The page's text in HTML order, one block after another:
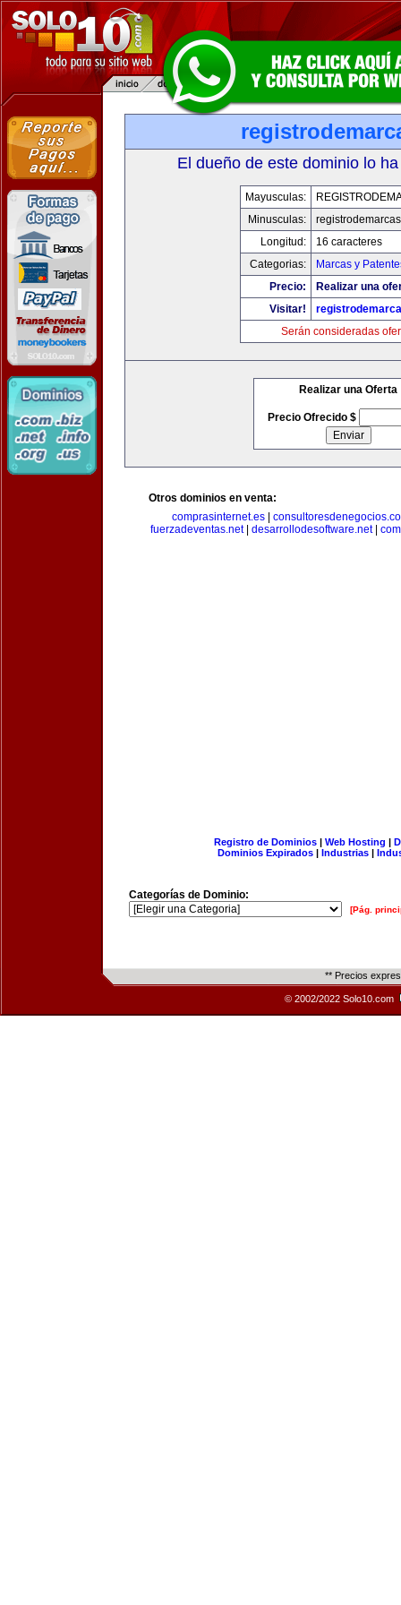
El dueño de este dominio lo
Mayusculas:
Minusculas:
Longitud:
16 caracteres
Categorias:
Marcas y
Precio:
Realizar una
Visitar!
Serán consideradas
Realizar una Oferta
Precio Ofrecido $
Otros dominios en venta:
comprasinternet.es|
fuerzadeventas.net| desarrollodesoftware.net|
Registro de Dominios| Web Hosting |
Dominios Expirados | Industrias |
Categorías de Dominio:
[Pág.
** Precios
© 2002/2022 Solo10.com